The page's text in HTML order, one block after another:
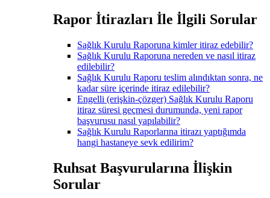
Rapor İtirazları İle İlgili Sorular
Sağlık Kurulu Raporuna kimler itiraz edebilir?
Sağlık Kurulu Raporuna nereden ve nasıl itiraz
edilebilir?
Sağlık Kurulu Raporu teslim alındıktan sonra, ne
kadar süre içerinde itiraz edilebilir?
Engelli (erişkin-çözger) Sağlık Kurulu Raporu
itiraz süresi geçmesi durumunda, yeni rapor
başvurusu nasıl yapılabilir?
Sağlık Kurulu Raporlarına itirazı yaptığımda
hangi hastaneye sevk edilirim?
Ruhsat Başvurularına İlişkin
Sorular